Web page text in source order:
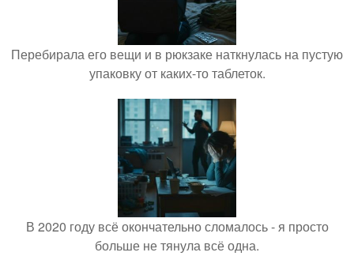
Перебирала его вещи и в рюкзаке наткнулась на пустую
упаковку от каких-то таблеток.
В 2020 году всё окончательно сломалось - я просто
больше не тянула всё одна.